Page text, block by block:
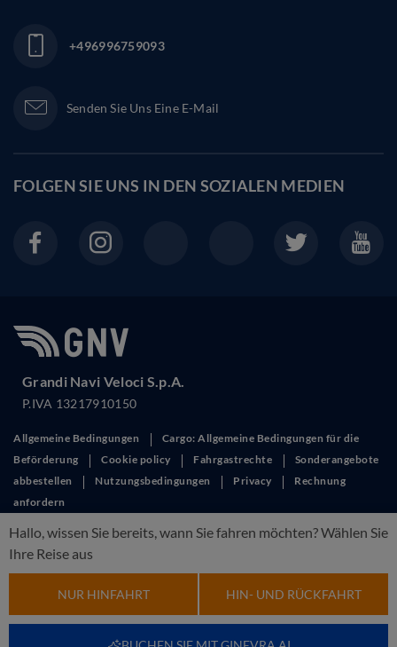
Hallo, wissen Sie bereits, wann Sie fahren möchten? Wählen Sie
Ihre Reise aus
NUR HINFAHRT HIN- UND RÜCKFAHRT
+496996759093
Senden Sie Uns Eine E-Mail
FOLGEN SIE UNS IN DEN SOZIALEN MEDIEN
Grandi Navi Veloci S.p.A.
P.IVA 13217910150
Allgemeine Bedingungen
Cargo: Allgemeine Bedingungen für die
Beförderung
Cookie policy Fahrgastrechte
Sonderangebote
abbestellen
Nutzungsbedingungen Privacy
Rechnung
anfordern
This site is protected by reCAPTCHA and the GooglePrivacy Policyand
Terms of Service